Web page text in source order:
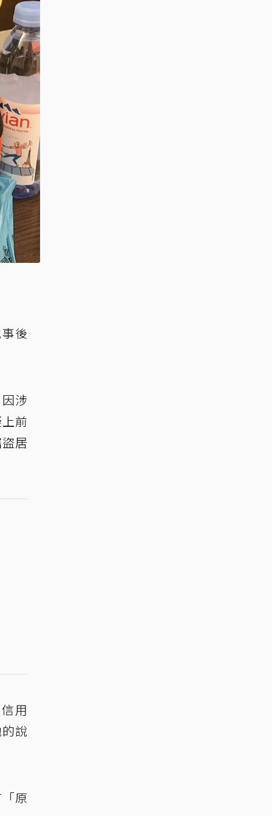
後
涉
前
居
用
說
原